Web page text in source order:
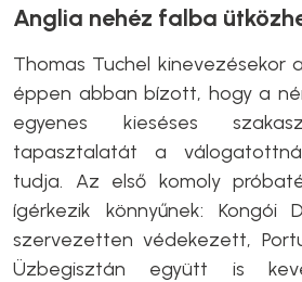
Anglia nehéz falba
Thomas Tuchel kinevezésekor
éppen abban bízott, hogy a
egyenes kieséses
tapasztalatát a
tudja. Az első komoly
ígérkezik könnyűnek: Kongói
szervezetten védekezett,
Üzbegisztán együtt is